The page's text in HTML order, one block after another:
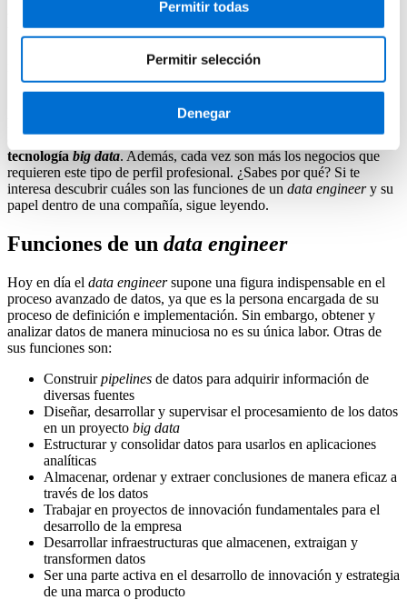
Permitir todas
Permitir selección
Denegar
Data engineer
Descubre cómo convertirte en Data Engineer de la mano del IL3-
UB
se ha convertido en una pieza fundamental en el
desarrollo de sistemas de información que se fundamentan en la
tecnología big data. Además, cada vez son más los negocios que
requieren este tipo de perfil profesional. ¿Sabes por qué? Si te
interesa descubrir cuáles son las funciones de un data engineery su
papel dentro de una compañía, sigue leyendo.
Funciones de un data engineer
Hoy en día el data engineersupone una figura indispensable en el
proceso avanzado de datos, ya que es la persona encargada de su
proceso de definición e implementación. Sin embargo, obtener y
analizar datos de manera minuciosa no es su única labor. Otras de
sus funciones son:
Construirpipelines de datos para adquirir información de
diversas fuentes
Diseñar, desarrollar y supervisar el procesamiento de los datos
en un proyecto big data
Estructurar y consolidar datos para usarlos en aplicaciones
analíticas
Almacenar, ordenar y extraer conclusiones de manera eficaz a
través de los datos
Trabajar en proyectos de innovación fundamentales para el
desarrollo de la empresa
Desarrollar infraestructuras que almacenen, extraigan y
transformen datos
Ser una parte activa en el desarrollo de innovación y estrategia
de una marca o producto